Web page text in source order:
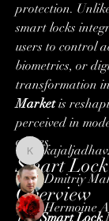
protection.
smart locks
users to control
biometrics, or
transformation
Market is
perceived in
offices.
Smart
Overview
The Smart Lock
Info
Willkommen in
sich Mitglieder
Weiterlesen
Mitglieder
kajaljadhav2264
Dmitriy
Hermoine